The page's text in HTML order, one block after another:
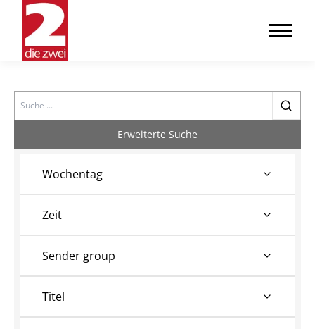
Search
Erweiterte Suche
Wochentag
Zeit
Sender group
Titel